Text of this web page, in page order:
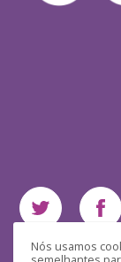
Nós usamos